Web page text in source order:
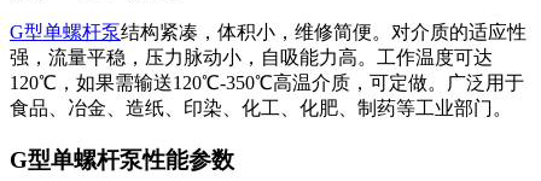
G型单螺杆泵结构紧凑，体积小，维修简便。对介质的适应性
强，流量平稳，压力脉动小，自吸能力高。工作温度可达
120℃，如果需输送120℃-350℃高温介质，可定做。广泛用于
食品、冶金、造纸、印染、化工、化肥、制药等工业部门。
G型单螺杆泵性能参数